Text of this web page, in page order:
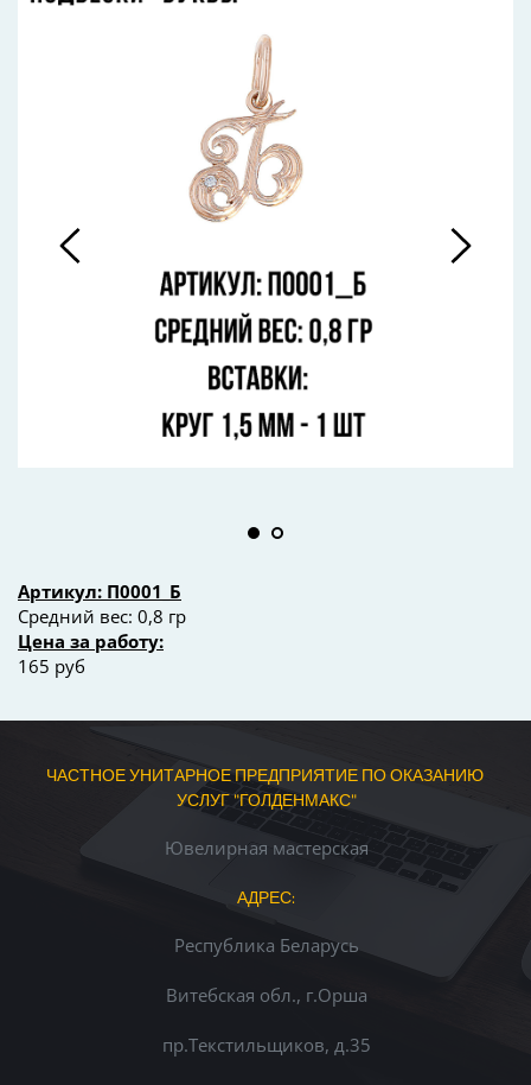
Артикул: П0001_Б
Средний вес: 0,8 гр
Цена за работу:
165 руб
ЧАСТНОЕ УНИТАРНОЕ ПРЕДПРИЯТИЕ ПО ОКАЗАНИЮ
УСЛУГ "ГОЛДЕНМАКС"
Ювелирная мастерская
АДРЕС:
Республика Беларусь
Витебская обл., г.Орша
пр.Текстильщиков, д.35